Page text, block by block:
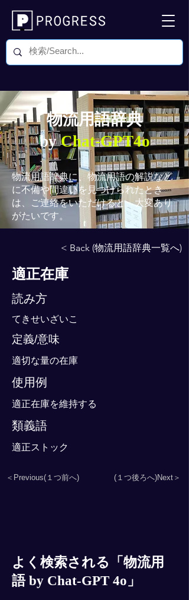
物流用語辞典
byChat-GPT4o
物流用語辞典に、物流用語の解説など
に不備や間違いを見つけられたとき
は、ご連絡をいただけると、大変あり
がたいです。
< Back (物流用語辞典一覧へ)
適正在庫
読み方
てきせいざいこ
定義/意味
適切な量の在庫
使用例
適正在庫を維持する
類義語
適正ストック
＜Previous(１つ前へ) (１つ後ろへ)Next＞
よく検索される「物流用
語 by Chat-GPT 4o」